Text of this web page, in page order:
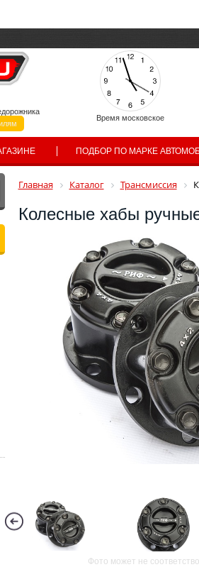
Время московское
ПОДБОР ПО МАРКЕ
Главная Каталог Трансмиссия
Колесные хабы
Фото может не